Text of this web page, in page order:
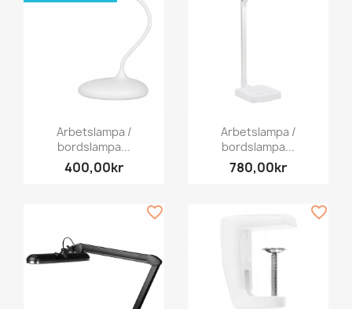
Arbetslampa /
bordslampa...
400,00kr
Arbetslampa /
bordslampa...
780,00kr
favorite_border favorite_border